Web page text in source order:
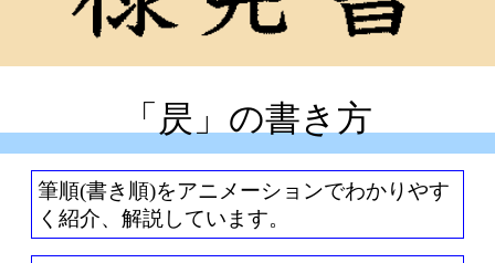
「昃」の書き方
筆順(書き順)をアニメーションでわかりやす
く紹介、解説しています。